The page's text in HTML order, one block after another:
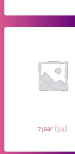
7 jaar (34)